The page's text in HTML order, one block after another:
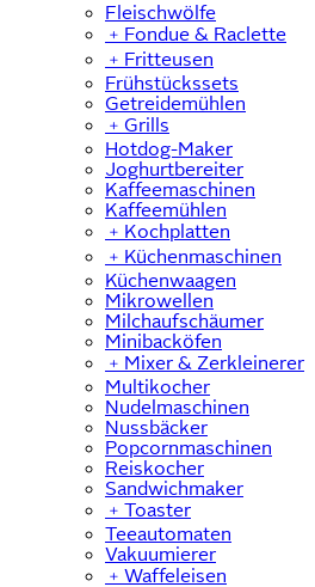
Fleischwölfe
﹢ Fondue & Raclette
﹢ Fritteusen
Frühstückssets
Getreidemühlen
﹢ Grills
Hotdog-Maker
Joghurtbereiter
Kaffeemaschinen
Kaffeemühlen
﹢ Kochplatten
﹢ Küchenmaschinen
Küchenwaagen
Mikrowellen
Milchaufschäumer
Minibacköfen
﹢ Mixer & Zerkleinerer
Multikocher
Nudelmaschinen
Nussbäcker
Popcornmaschinen
Reiskocher
Sandwichmaker
﹢ Toaster
Teeautomaten
Vakuumierer
﹢ Waffeleisen